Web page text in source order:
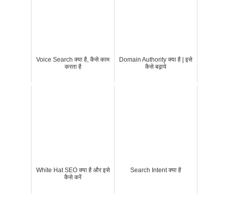
Voice Search क्या है, कैसे काम
करता है
Domain Authority क्या है | इसे
कैसे बढ़ाये
White Hat SEO क्या है और इसे
कैसे करें
Search Intent क्या है